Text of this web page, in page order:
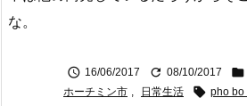
な。
 16/06/2017  08/10/2017 
ホーチミン市 , 日常生活  pho bo